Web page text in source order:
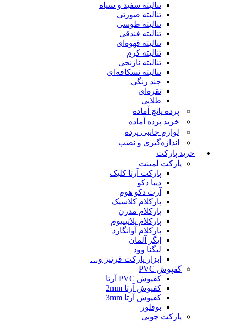
تنالیته سفید و سیاه
تنالیته صورتی
تنالیته طوسی
تنالیته فندقی
تنالیته قهوه‌ای
تنالیته کرم
تنالیته نارنجی
تنالیته نسکافه‌ای
چند رنگی
نقره‌ای
طلایی
پرده پانچ آماده
خرید پرده آماده
لوازم جانبی پرده
اندازه‌گیری و نصب
خرید پارکت
پارکت لمینت
پارکت آرتا کلیک
دیبا دکو
آرت دکو هوم
پارکلام کلاسیک
پارکلام مدرن
پارکلام پلاتینیوم
پارکلام آوانگارد
ایگر آلمان
لیگنا وود
ابزار پارکت قرنیز و…
کفپوش PVC
کفپوش PVC آرتا
کفپوش آرتا 2mm
کفپوش آرتا 3mm
بوفلور
پارکت چوبی